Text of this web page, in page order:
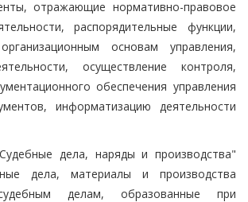
отражающие нормативно-правовое
распорядительные функции,
основам управления,
осуществление контроля,
обеспечения управления
информатизацию деятельности
дела, наряды и производства"
дела, материалы и производства
делам, образованные при